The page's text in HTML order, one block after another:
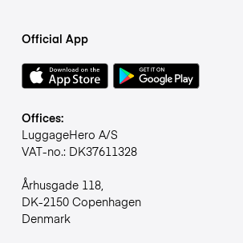
Official App
Offices:
LuggageHero A/S
VAT-no.: DK37611328
Århusgade 118,
DK-2150 Copenhagen
Denmark